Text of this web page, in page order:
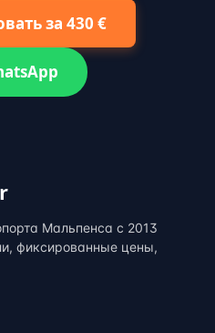
за 430 €
Мальпенса с 2013
фиксированные цены,